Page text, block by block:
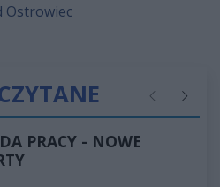
Poprzednie
PRACY - NOWE